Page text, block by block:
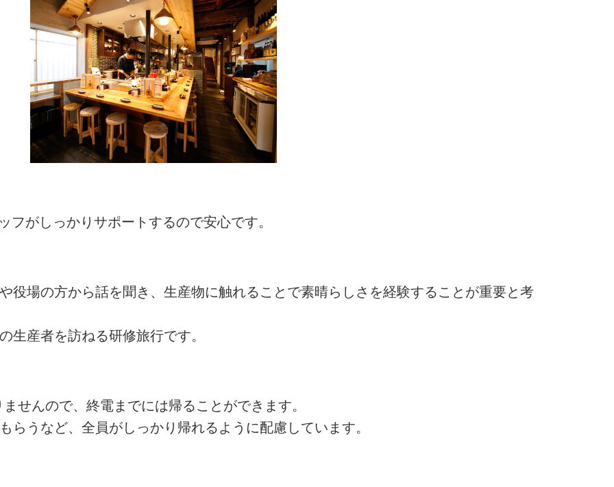
がしっかりサポートするので安心です。
役場の方から話を聞き、生産物に触れることで素晴らしさを経験することが重要と考
生産者を訪ねる研修旅行です。
せんので、終電までには帰ることができます。
らうなど、全員がしっかり帰れるように配慮しています。